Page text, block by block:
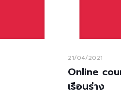
21/04/2021
Online
เรือนร่าง